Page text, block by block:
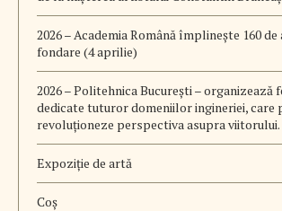
2026 – Academia Română împlinește 160 de
fondare (4 aprilie)
2026 – Politehnica București – organizează
dedicate tuturor domeniilor ingineriei, care
revoluționeze perspectiva asupra viitorului.
Expoziție de artă
Coș